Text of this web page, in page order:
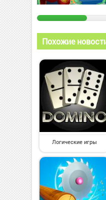
Похожие
Логические игры